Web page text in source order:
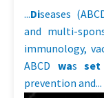
...Diseases
and multi-
immunology,
ABCD was set
prevention and...